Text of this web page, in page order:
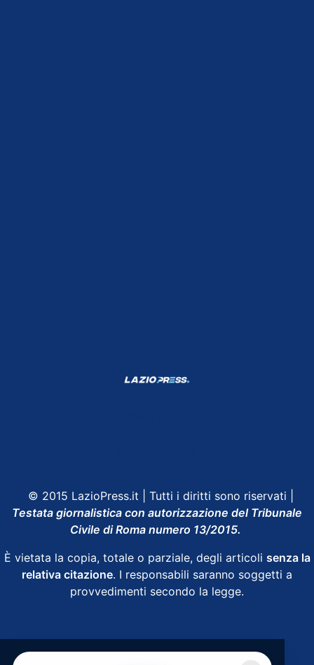
© 2015 LazioPress.it | Tutti i diritti sono riservati |
Testata giornalistica con autorizzazione del Tribunale
Civile di Roma numero 13/2015.
È vietata la copia, totale o parziale, degli articoli senza la
relativa citazione. I responsabili saranno soggetti a
provvedimenti secondo la legge.